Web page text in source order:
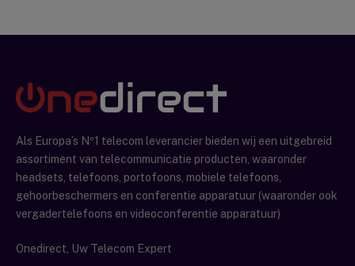
Als Europa’s Nº1 telecom leverancier bieden wij een uitgebreid
assortiment van telecommunicatie producten, waaronder
headsets, telefoons, portofoons, mobiele telefoons,
gehoorbeschermers en conferentie apparatuur (waaronder ook
vergadertelefoons en videoconferentie apparatuur)
Onedirect, Uw Telecom Expert